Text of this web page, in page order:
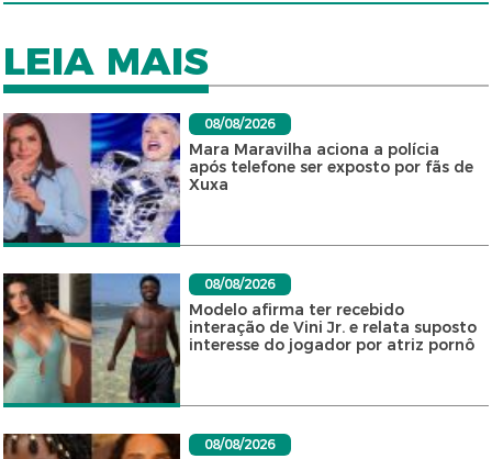
LEIA MAIS
08/08/2026
Mara Maravilha aciona a polícia
após telefone ser exposto por fãs de
Xuxa
08/08/2026
Modelo afirma ter recebido
interação de Vini Jr. e relata suposto
interesse do jogador por atriz pornô
08/08/2026